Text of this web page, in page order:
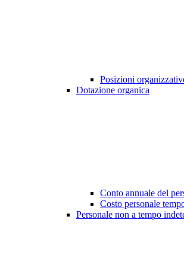
Posizioni
Dotazione organica
Conto annuale del
Costo personale
Personale non a tempo